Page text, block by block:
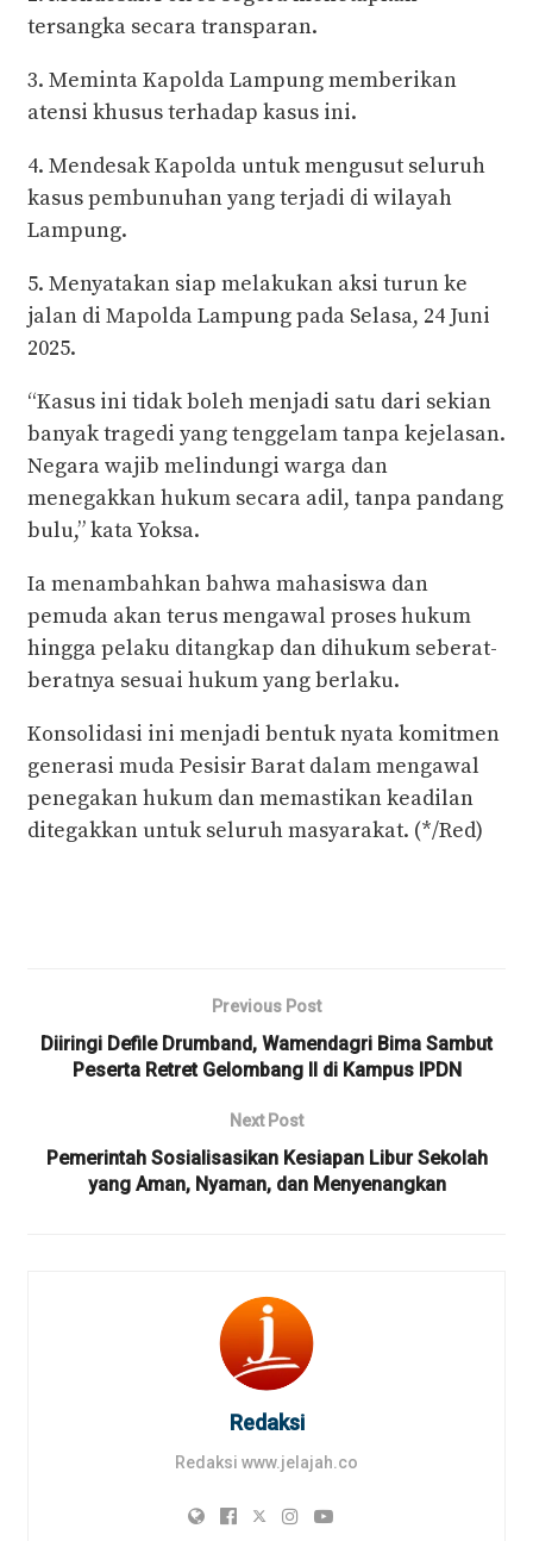
tersangka secara transparan.
3. Meminta Kapolda Lampung memberikan
atensi khusus terhadap kasus ini.
4. Mendesak Kapolda untuk mengusut seluruh
kasus pembunuhan yang terjadi di wilayah
Lampung.
5. Menyatakan siap melakukan aksi turun ke
jalan di Mapolda Lampung pada Selasa, 24 Juni
2025.
“Kasus ini tidak boleh menjadi satu dari sekian
banyak tragedi yang tenggelam tanpa kejelasan.
Negara wajib melindungi warga dan
menegakkan hukum secara adil, tanpa pandang
bulu,” kata Yoksa.
Ia menambahkan bahwa mahasiswa dan
pemuda akan terus mengawal proses hukum
hingga pelaku ditangkap dan dihukum seberat-
beratnya sesuai hukum yang berlaku.
Konsolidasi ini menjadi bentuk nyata komitmen
generasi muda Pesisir Barat dalam mengawal
penegakan hukum dan memastikan keadilan
ditegakkan untuk seluruh masyarakat. (*/Red)
Previous Post
Diiringi Defile Drumband, Wamendagri Bima Sambut
Peserta Retret Gelombang II di Kampus IPDN
Next Post
Pemerintah Sosialisasikan Kesiapan Libur Sekolah
yang Aman, Nyaman, dan Menyenangkan
Redaksi
Redaksi www.jelajah.co